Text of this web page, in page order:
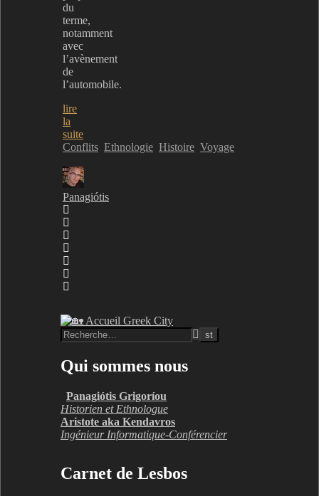
du
terme,
notamment
avec
l’avènement
de
l’automobile.
lire
la
suite
Conflits Ethnologie Histoire Voyage
Panagiótis
Qui sommes nous
Panagiótis Grigoríou
Historien et Ethnologue
Aristote aka Kendavros
Ingénieur Informatique-Conférencier
Carnet de Lesbos